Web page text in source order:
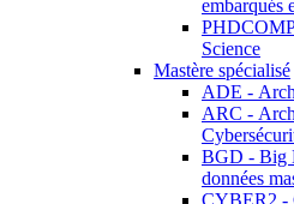
embarqués
Science
Mastère spécialisé
ADE -
ARC -
BGD - Big
données
CYBER2 -